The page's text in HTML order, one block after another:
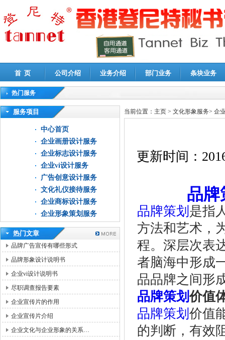
首 页 公司介绍 业务介绍 部门业务 条块业务
热门服务
高新技术企业认定审计|企业所得税汇算清缴申报鉴证
服务项目
中心首页
企业画册设计服务
企业标志设计服务
企业vi设计服务
广告创意设计服务
文化礼仪接待服务
企业商标设计服务
企业形象策划服务
热门文章
品牌广告宣传有哪些形式
品牌形象设计说明书
企业vi设计说明书
尽职调查报告要素
企业宣传片的作用
企业宣传片介绍
企业文化与企业形象的关系…
当前位置： 主页 > 文化形象服务> 企
更新时间：
品牌
品牌策划 是指
方法和艺术，
程。深层次表
者脑海中形成
品品牌之间形
品牌策划价值
品牌策划 价值
的判断，有效